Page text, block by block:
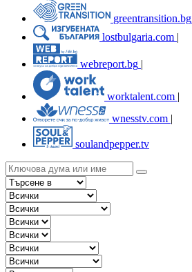
greentransition.bg
lostbulgaria.com |
webreport.bg
worktalent.com |
wnesstv.com |
soulandpepper.tv